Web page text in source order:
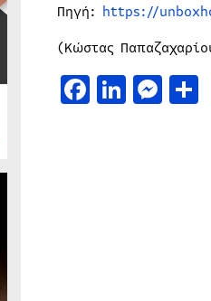
Πηγή: https://
(Κώστας
Facebook